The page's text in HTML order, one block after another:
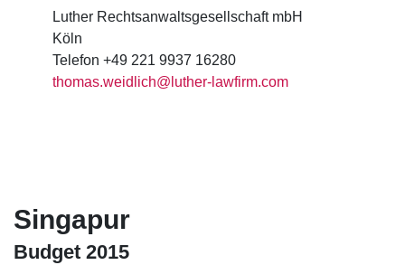
Luther Rechtsanwaltsgesellschaft mbH
Köln
Telefon +49 221 9937 16280
thomas.weidlich@luther-lawfirm.com
Singapur
Budget 2015